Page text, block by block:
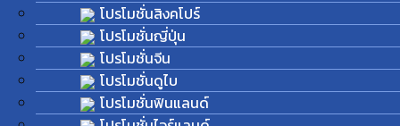
โปรโมชั่นสิงคโปร์
โปรโมชั่นญี่ปุ่น
โปรโมชั่นจีน
โปรโมชั่นดูไบ
โปรโมชั่นฟินแลนด์